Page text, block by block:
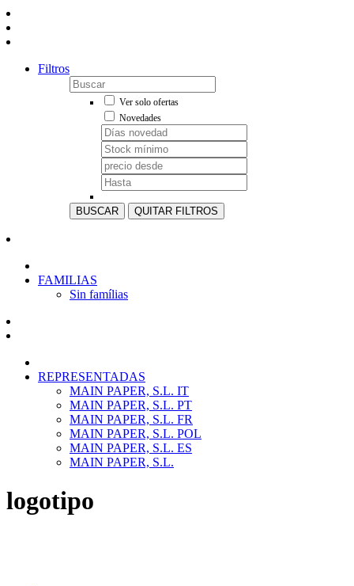
Filtros
Ver solo ofertas
Novedades
BUSCAR QUITAR FILTROS
FAMILIAS
Sin famílias
REPRESENTADAS
MAIN PAPER, S.L. IT
MAIN PAPER, S.L. PT
MAIN PAPER, S.L. FR
MAIN PAPER, S.L. POL
MAIN PAPER, S.L. ES
MAIN PAPER, S.L.
logotipo